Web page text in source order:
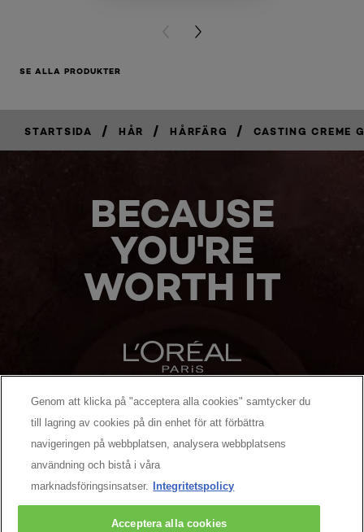
PREVIOUS CARD
NEXT CARD
SE ALLA PRODUKTER
STARTSIDA / HÅR / HÅRFÄRG / CASTING CREME
BECAUSE
YOU'RE
WORTH IT
MANUFACTURER/RESPONSIBLE PERSON:
MER ATT UPPTÄCKA
Genom att klicka på "acceptera alla cookies" samtycker du
till lagring av cookies på din enhet för att förbättra
navigeringen på webbplatsen, analysera webbplatsens
användning och bistå i våra
marknadsföringsinsatser.
Integritetspolicy
Acceptera alla cookies